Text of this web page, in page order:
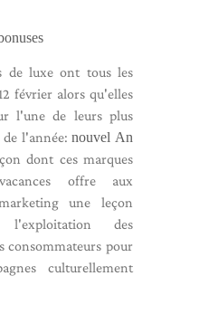
de luxe ont tous les
février alors qu'elles
l'une de leurs plus
de l'année:nouvel An
dont ces marques
offre aux
une leçon
l'exploitation des
consommateurs pour
culturellement